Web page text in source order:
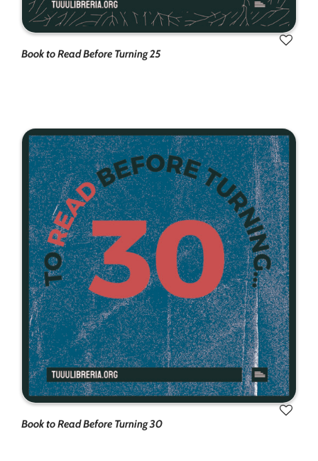
Book to Read Before Turning 25
Book to Read Before Turning 30